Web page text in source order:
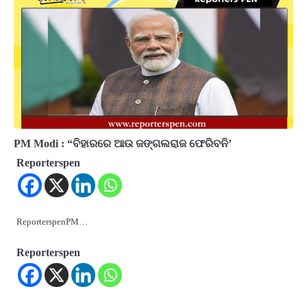
PM Modi : “ବିହାରରେ ଆଉ ଜଙ୍ଗଲରାଜ ଫେରିବନି’
Reporterspen
ReporterspenPM…
Reporterspen